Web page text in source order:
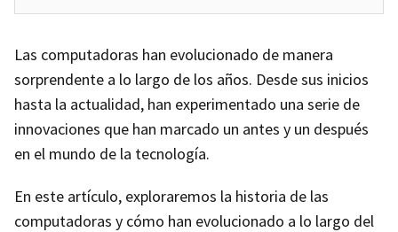
Las computadoras han evolucionado de manera
sorprendente a lo largo de los años. Desde sus inicios
hasta la actualidad, han experimentado una serie de
innovaciones que han marcado un antes y un después
en el mundo de la tecnología.
En este artículo, exploraremos la historia de las
computadoras y cómo han evolucionado a lo largo del